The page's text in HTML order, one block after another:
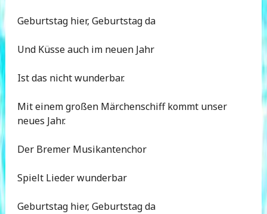
Geburtstag hier, Geburtstag da
Und Küsse auch im neuen Jahr
Ist das nicht wunderbar.
Mit einem großen Märchenschiff kommt unser
neues Jahr.
Der Bremer Musikantenchor
Spielt Lieder wunderbar
Geburtstag hier, Geburtstag da